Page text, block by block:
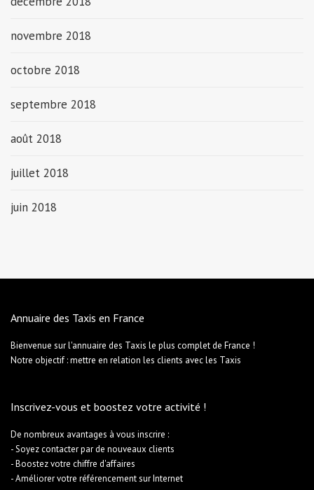
novembre 2018
octobre 2018
septembre 2018
août 2018
juillet 2018
juin 2018
Annuaire des Taxis en France
Bienvenue sur l'annuaire des Taxis le plus complet de France !
Notre objectif : mettre en relation les clients avec les Taxis
Inscrivez-vous et boostez votre activité !
De nombreux avantages à vous inscrire :
- Soyez contacter par de nouveaux clients
- Boostez votre chiffre d'affaires
- Améliorer votre référencement sur Internet